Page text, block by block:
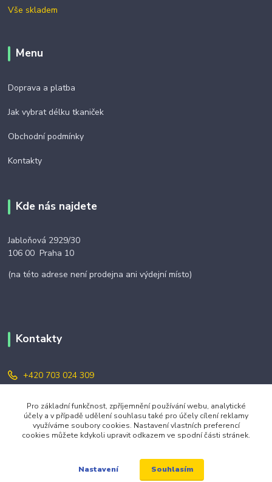
Vše skladem
Menu
Doprava a platba
Jak vybrat délku tkaniček
Obchodní podmínky
Kontakty
Kde nás najdete
Jabloňová 2929/30
106 00 Praha 10
(na této adrese není prodejna ani výdejní místo)
Kontakty
+420 703 024 309
objednavky@zavazuj.cz
Pro základní funkčnost, zpříjemnění používání webu, analytické
účely a v případě udělení souhlasu také pro účely cílení reklamy
využíváme soubory cookies. Nastavení vlastních preferencí
cookies můžete kdykoli upravit odkazem ve spodní části stránek.
Nastavení Souhlasím